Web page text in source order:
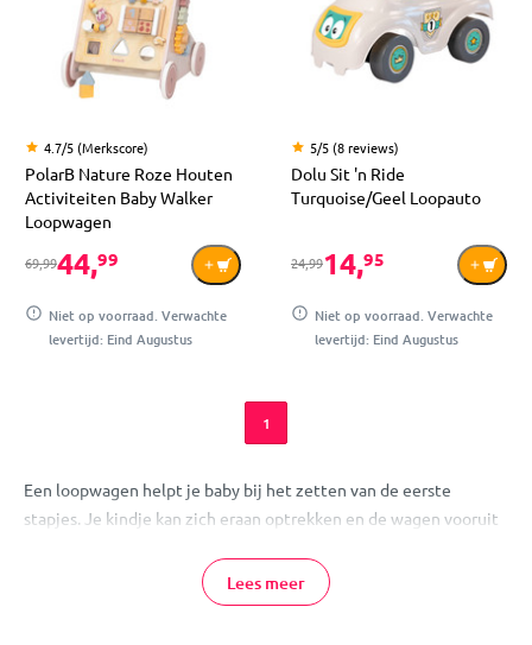
4.7/5 (Merkscore)
PolarB Nature Roze Houten
Activiteiten Baby Walker
Loopwagen
69,9944,99
Niet op voorraad. Verwachte
levertijd: Eind Augustus
5/5 (8 reviews)
Dolu Sit 'n Ride
Turquoise/Geel Loopauto
24,9914,95
Niet op voorraad. Verwachte
levertijd: Eind Augustus
1
Een loopwagen helpt je baby bij het zetten van de eerste
stapjes. Je kindje kan zich eraan optrekken en de wagen vooruit
gestimuleerd. In het assortiment van MamaLoes vind je
verschillende loopwagens die veilig en geschikt zijn voor baby’s
Lees meer